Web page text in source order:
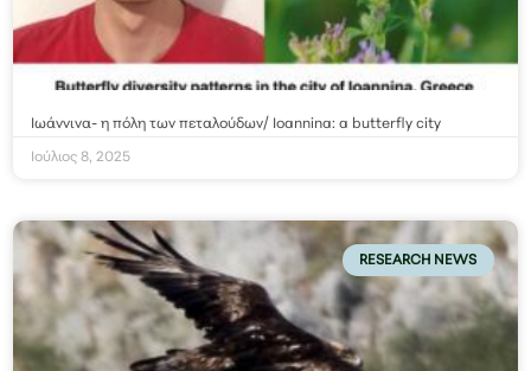
Ιωάννινα- η πόλη των πεταλούδων/ Ioannina: a butterfly city
Ιούλιος 8, 2025
RESEARCH NEWS